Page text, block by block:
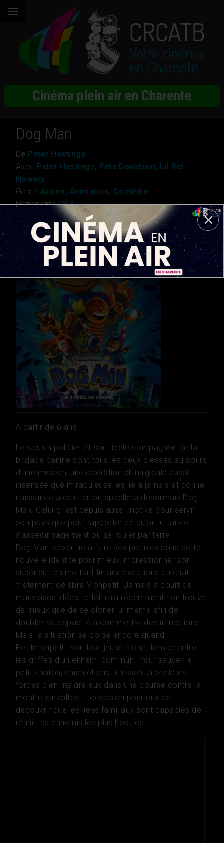
Cinéma plein air en Charente
Dog Man
De Peter Hastings
Avec Peter Hastings, Pete Davidson, Lil Rel
Howery
Genre Action, Animation, Comédie
NationalitéUSA
Durée
1h 29
À partir de 6 ans
Lorsqu’un policier et son fidèle compagnon de la
brigade canine sont tous les deux blessés au cours
d’une mission, une opération chirurgicale aussi
insensée que miraculeuse les lie à jamais et donne
naissance à celui qu’on appellera désormais Dog
Man. Celui-ci est depuis aussi motivé pour servir
son pays que pour rapporter ce qu’on lui lance,
s’asseoir sagement ou se rouler par terre.
Dog Man s’évertue à faire ses preuves sous cette
nouvelle identité pour mieux impressionner son
supérieur, en mettant fin aux exactions du chat
tristement célèbre Monpetit. Jamais à court de
mauvaises idées, le félin n’a récemment rien trouvé
de mieux que de se cloner lui-même afin de
doubler sa capacité à commettre des infractions.
Mais la situation se corse encore quand
Petitmonpetit, son tout jeune clone, tombe entre
les griffes d’un ennemi commun. Pour sauver le
petit chaton, chien et chat unissent alors leurs
forces bien malgré eux dans une course contre la
montre survoltée. L’occasion pour eux de
découvrir que les liens familiaux sont capables de
réunir les ennemis les plus hostiles.